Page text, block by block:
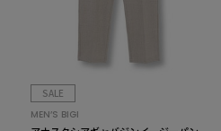
SALE
MEN’S BIGI